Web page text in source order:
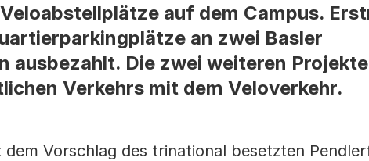
auf dem Campus.
an zwei Basler
ausbezahlt. Die zwei weiteren
Verkehrs mit dem Veloverkehr.
Vorschlag des trinational besetzten